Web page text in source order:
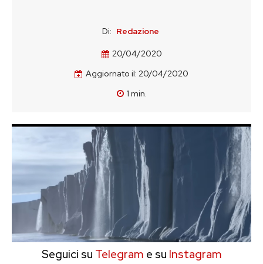
Di: Redazione
20/04/2020
Aggiornato il: 20/04/2020
1 min.
Seguici su Telegram e su Instagram